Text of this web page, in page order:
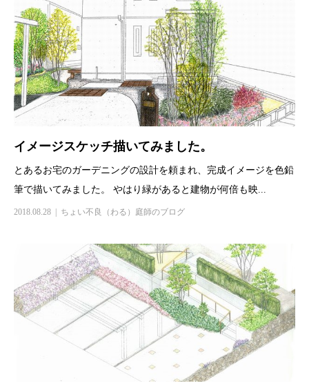
イメージスケッチ描いてみました。
とあるお宅のガーデニングの設計を頼まれ、完成イメージを色鉛
筆で描いてみました。 やはり緑があると建物が何倍も映...
2018.08.28 ちょい不良（わる）庭師のブログ